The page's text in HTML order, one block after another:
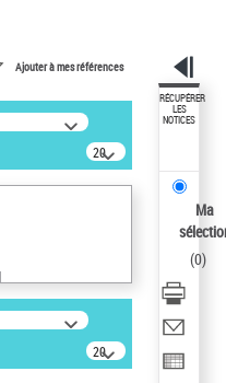
Ajouter à mes références
20
résultats/page
20
résultats/page
RÉCUPÉRER
LES
NOTICES
Ma
(0)